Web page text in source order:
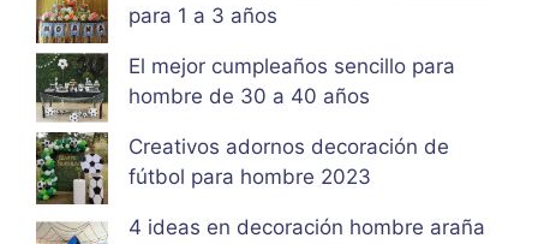
para 1 a 3 años
El mejor cumpleaños sencillo para
hombre de 30 a 40 años
Creativos adornos decoración de
fútbol para hombre 2023
4 ideas en decoración hombre araña